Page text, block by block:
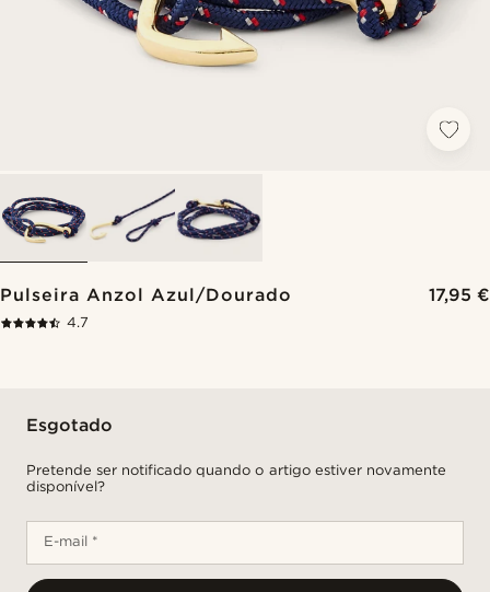
Pulseira Anzol Azul/Dourado 17,95 €
4.7
Esgotado
Pretende ser notificado quando o artigo estiver novamente
disponível?
E-mail *